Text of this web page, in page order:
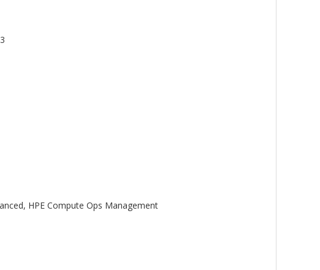
HPE Compute Ops Management